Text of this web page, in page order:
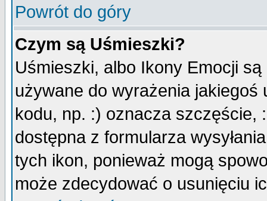
Powrót do góry
Czym są Uśmieszki?
Uśmieszki, albo Ikony Emocji
używane do wyrażenia
kodu, np. :) oznacza szczęście,
dostępna z formularza
tych ikon, ponieważ mogą
może zdecydować o usunięciu